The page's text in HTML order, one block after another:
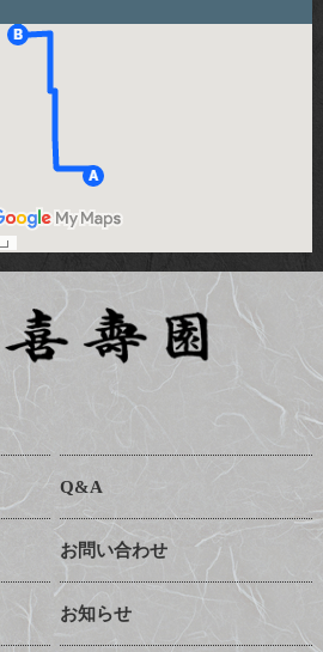
Q&A
お問い合わせ
お知らせ